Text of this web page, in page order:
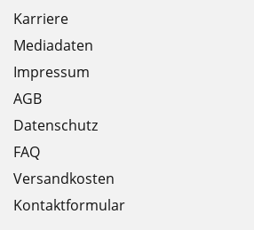
Karriere
Mediadaten
Impressum
AGB
Datenschutz
FAQ
Versandkosten
Kontaktformular